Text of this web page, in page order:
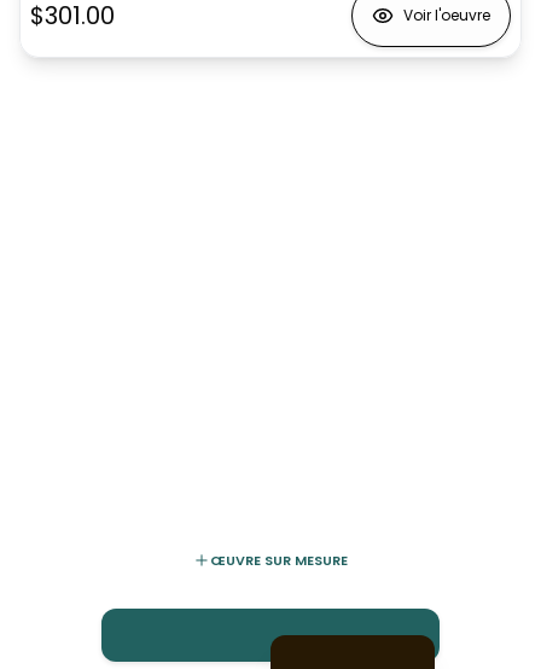
$301.00 Voir l'oeuvre
ŒUVRE SUR MESURE